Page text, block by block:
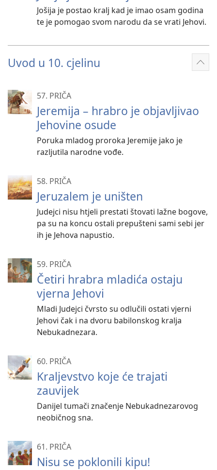
Jošija je postao kralj kad je imao osam godina
te je pomogao svom narodu da se vrati Jehovi.
Uvod u 10. cjelinu
57. PRIČA
Jeremija – hrabro je objavljivao
Jehovine osude
Poruka mladog proroka Jeremije jako je
razljutila narodne vođe.
58. PRIČA
Jeruzalem je uništen
Judejci nisu htjeli prestati štovati lažne bogove,
pa su na koncu ostali prepušteni sami sebi jer
ih je Jehova napustio.
59. PRIČA
Četiri hrabra mladića ostaju
vjerna Jehovi
Mladi Judejci čvrsto su odlučili ostati vjerni
Jehovi čak i na dvoru babilonskog kralja
Nebukadnezara.
60. PRIČA
Kraljevstvo koje će trajati
zauvijek
Danijel tumači značenje Nebukadnezarovog
neobičnog sna.
61. PRIČA
Nisu se poklonili kipu!